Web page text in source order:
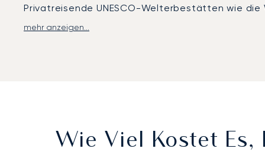
Privatreisende UNESCO-Welterbestätten wie
LunaJets organisiert Privatflüge zum Beijing
mehr anzeigen...
Wie Viel Kostet Es,